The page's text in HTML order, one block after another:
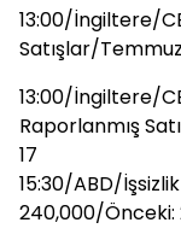
13:00/İngiltere/
Satışlar/
13:00/İngiltere/
Raporlanmış
17
15:30/ABD/
240,000/Önceki: